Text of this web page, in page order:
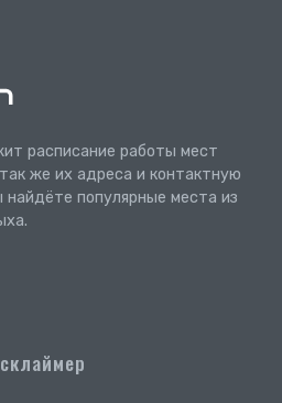
расписание работы мест
же их адреса и контактную
популярные места из